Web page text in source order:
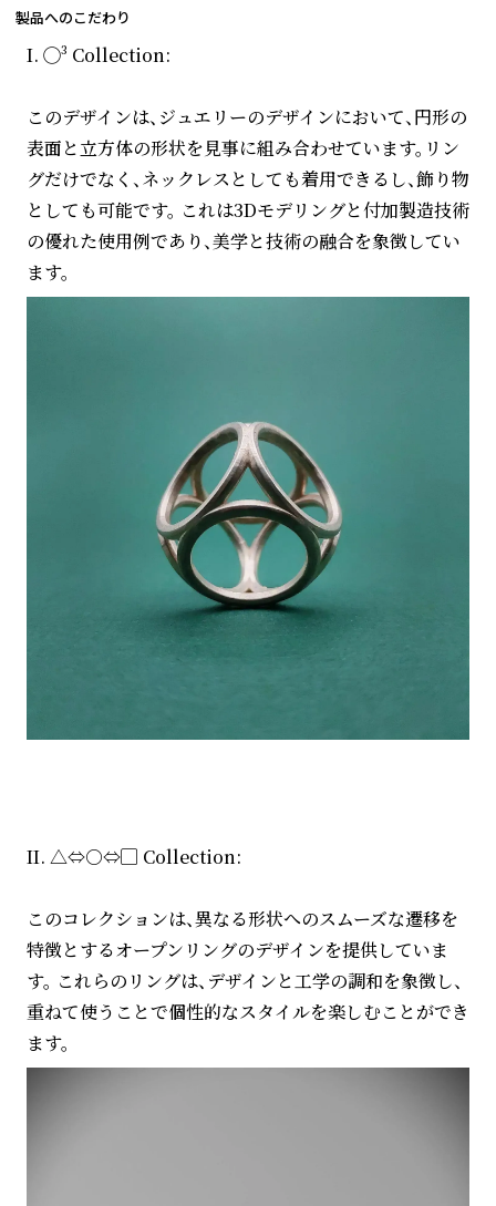
製品へのこだわり
I. ◯³ Collection:
このデザインは、ジュエリーのデザインにおいて、円形の
表面と立方体の形状を見事に組み合わせています。リン
グだけでなく、ネックレスとしても着用できるし、飾り物
としても可能です。 これは3Dモデリングと付加製造技術
の優れた使用例であり、美学と技術の融合を象徴してい
ます。
II. △⇔○⇔▢ Collection:
このコレクションは、異なる形状へのスムーズな遷移を
特徴とするオープンリングのデザインを提供していま
す。 これらのリングは、デザインと工学の調和を象徴し、
重ねて使うことで個性的なスタイルを楽しむことができ
ます。